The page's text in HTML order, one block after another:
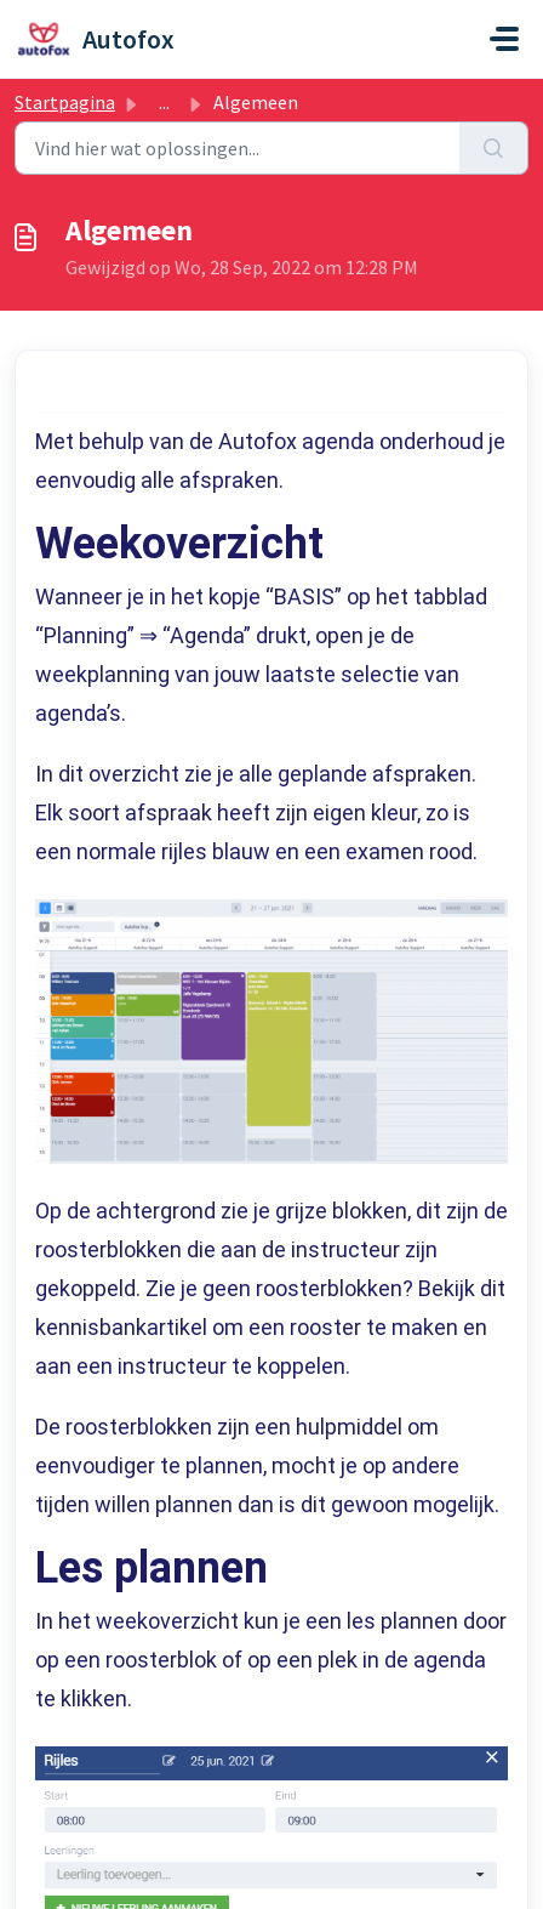
Autofox
Startpagina ... Algemeen
Algemeen
Gewijzigd op Wo, 28 Sep, 2022 om 12:28 PM
Met behulp van de Autofox agenda onderhoud je
eenvoudig alle afspraken.
Weekoverzicht
Wanneer je in het kopje “BASIS” op het tabblad
“Planning” ⇒ “Agenda” drukt, open je de
weekplanning van jouw laatste selectie van
agenda’s.
In dit overzicht zie je alle geplande afspraken.
Elk soort afspraak heeft zijn eigen kleur, zo is
een normale rijles blauw en een examen rood.
Op de achtergrond zie je grijze blokken, dit zijn de
roosterblokken die aan de instructeur zijn
gekoppeld. Zie je geen roosterblokken? Bekijk dit
kennisbankartikel om een rooster te maken en
aan een instructeur te koppelen.
De roosterblokken zijn een hulpmiddel om
eenvoudiger te plannen, mocht je op andere
tijden willen plannen dan is dit gewoon mogelijk.
Les plannen
In het weekoverzicht kun je een les plannen door
op een roosterblok of op een plek in de agenda
te klikken.